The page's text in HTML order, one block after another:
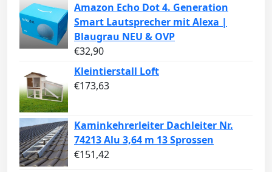
Amazon Echo Dot 4. Generation
Smart Lautsprecher mit Alexa |
Blaugrau NEU & OVP
€32,90
Kleintierstall Loft
€173,63
Kaminkehrerleiter Dachleiter Nr.
74213 Alu 3,64 m 13 Sprossen
€151,42